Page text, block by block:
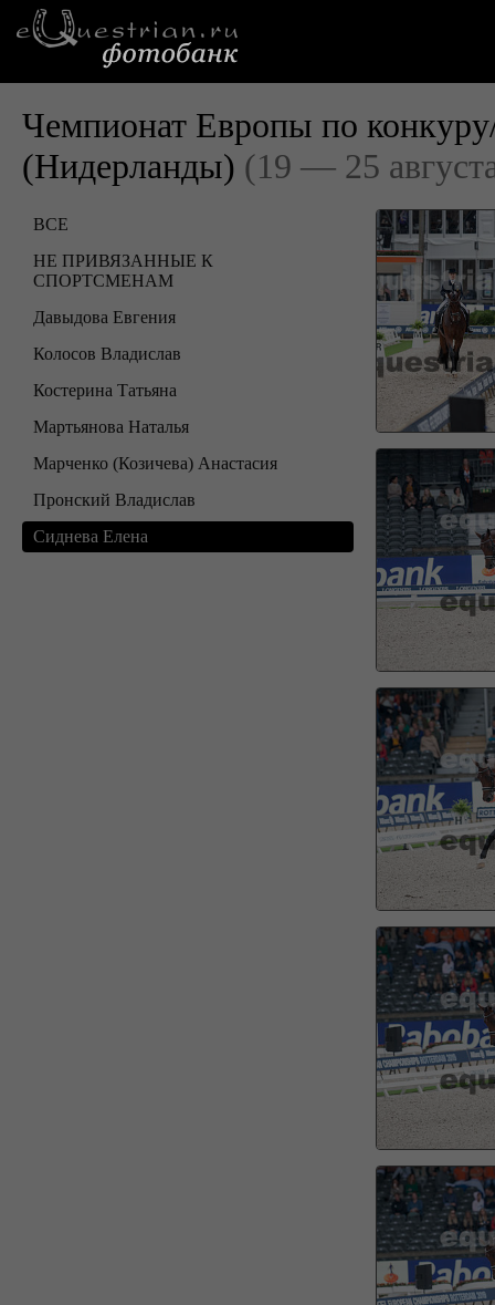
Чемпионат Европы по
(Нидерланды) (19 — 25
ВСЕ
НЕ ПРИВЯЗАННЫЕ К
СПОРТСМЕНАМ
Давыдова Евгения
Колосов Владислав
Костерина Татьяна
Мартьянова Наталья
Марченко (Козичева) Анастасия
Пронский Владислав
Сиднева Елена